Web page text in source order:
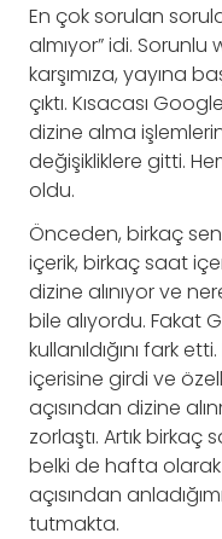
En çok sorulan
almıyor” idi.
karşımıza, yayına
çıktı. Kısacası
dizine alma
değişikliklere gitti.
oldu.
Önceden, birkaç
içerik, birkaç saat
dizine alınıyor ve
bile alıyordu. Fakat
kullanıldığını fark
içerisine girdi ve
açısından dizine
zorlaştı. Artık
belki de hafta
açısından
tutmakta.